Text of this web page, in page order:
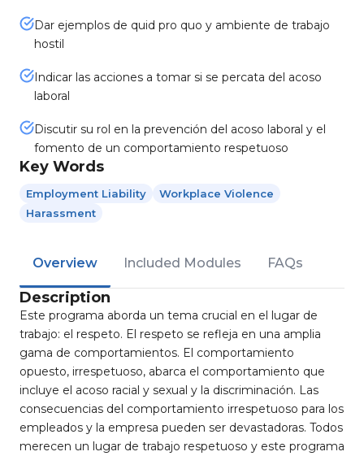
Dar ejemplos de quid pro quo y ambiente de trabajo
hostil
Indicar las acciones a tomar si se percata del acoso
laboral
Discutir su rol en la prevención del acoso laboral y el
fomento de un comportamiento respetuoso
Key Words
Employment Liability
Workplace Violence
Harassment
Overview Included Modules FAQs
Description
Este programa aborda un tema crucial en el lugar de
trabajo: el respeto. El respeto se refleja en una amplia
gama de comportamientos. El comportamiento
opuesto, irrespetuoso, abarca el comportamiento que
incluye el acoso racial y sexual y la discriminación. Las
consecuencias del comportamiento irrespetuoso para los
empleados y la empresa pueden ser devastadoras. Todos
merecen un lugar de trabajo respetuoso y este programa